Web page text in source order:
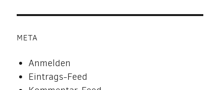
META
Anmelden
Eintrags-Feed